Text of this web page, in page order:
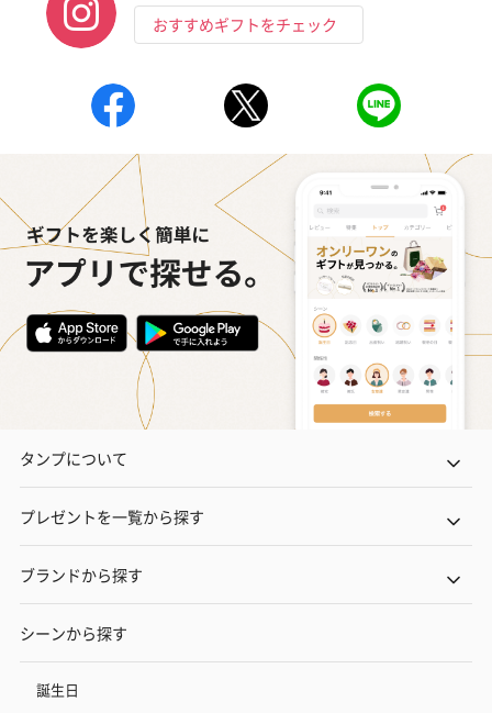
おすすめギフトをチェック
タンプについて
プレゼントを一覧から探す
ブランドから探す
シーンから探す
誕生日